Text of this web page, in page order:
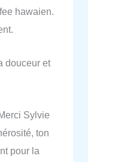
hawaien.
douceur et
Sylvie
ton
pour la